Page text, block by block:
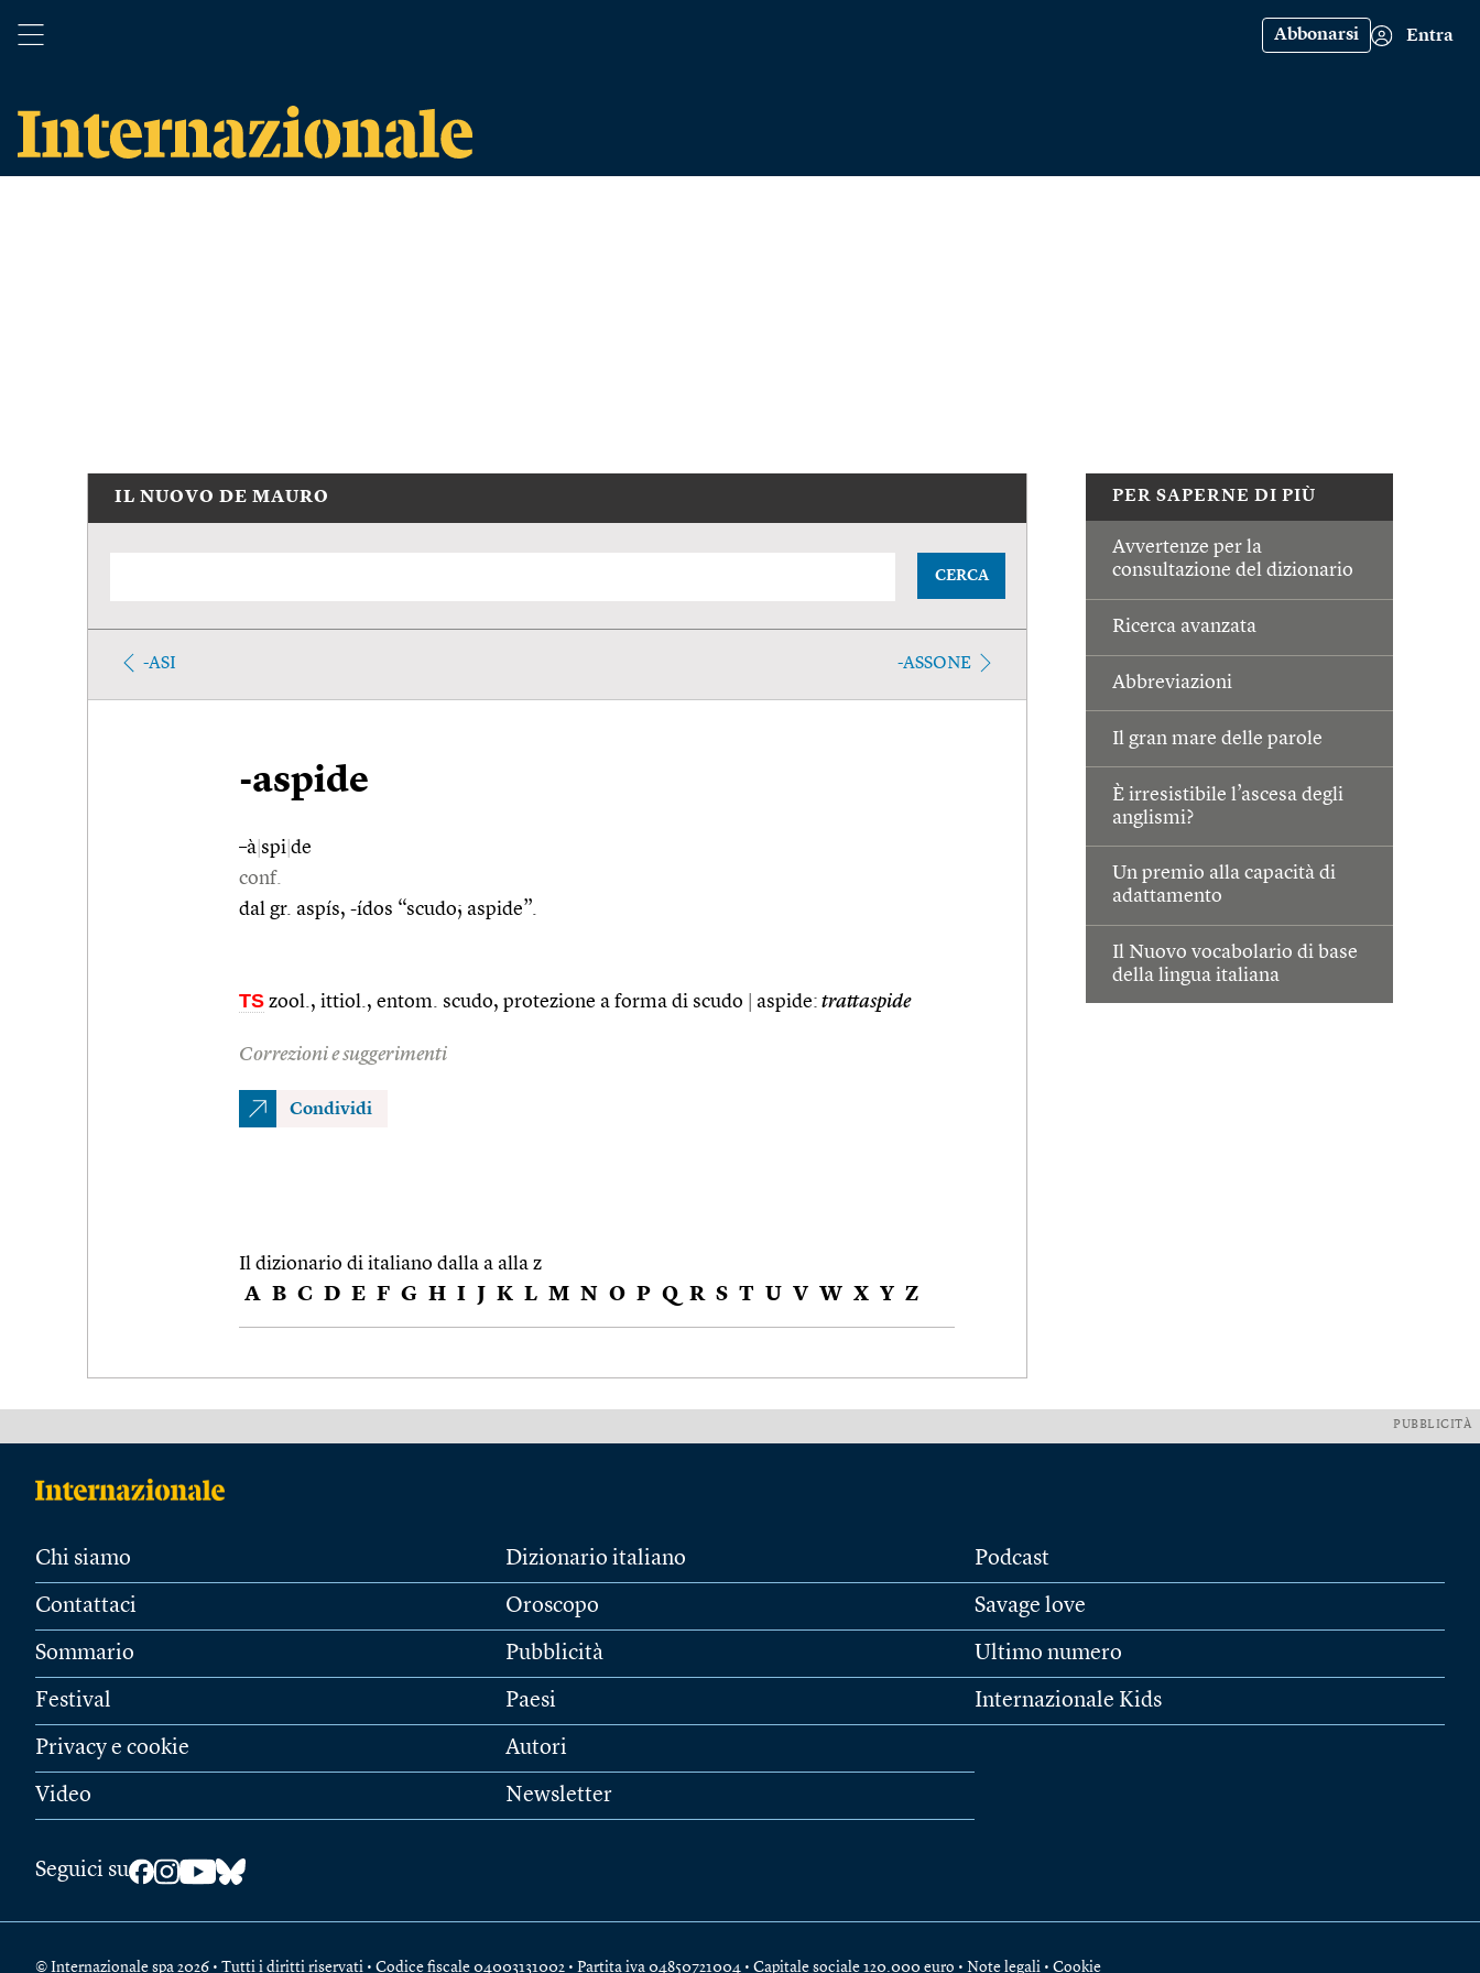
Abbonarsi Entra
PER SAPERNE DI PIÙ
Avvertenze per la
consultazione del dizionario
Ricerca avanzata
Abbreviazioni
Il gran mare delle parole
È irresistibile l’ascesa degli
anglismi?
Un premio alla capacità di
adattamento
Il Nuovo vocabolario di base
della lingua italiana
IL NUOVO DE MAURO
CERCA
-ASI -ASSONE
-aspide
–à spi de
conf.
dal gr. aspís, -ídos “scudo; aspide”.
TS zool., ittiol., entom. scudo, protezione a forma di scudo aspide: trattaspide
Correzioni e suggerimenti
Condividi
Il dizionario di italiano dalla a alla z
A B C D E F G H I J K L M N O P Q R S T U V W X Y Z
PUBBLICITÀ
Chi siamo
Contattaci
Sommario
Festival
Privacy e cookie
Video
Dizionario italiano
Oroscopo
Pubblicità
Paesi
Autori
Newsletter
Podcast
Savage love
Ultimo numero
Internazionale Kids
Seguici su
© Internazionale spa 2026 • Tutti i diritti riservati • Codice fiscale 04003131002 • Partita iva 04850721004 • Capitale sociale 120.000 euro • Note legali • Cookie